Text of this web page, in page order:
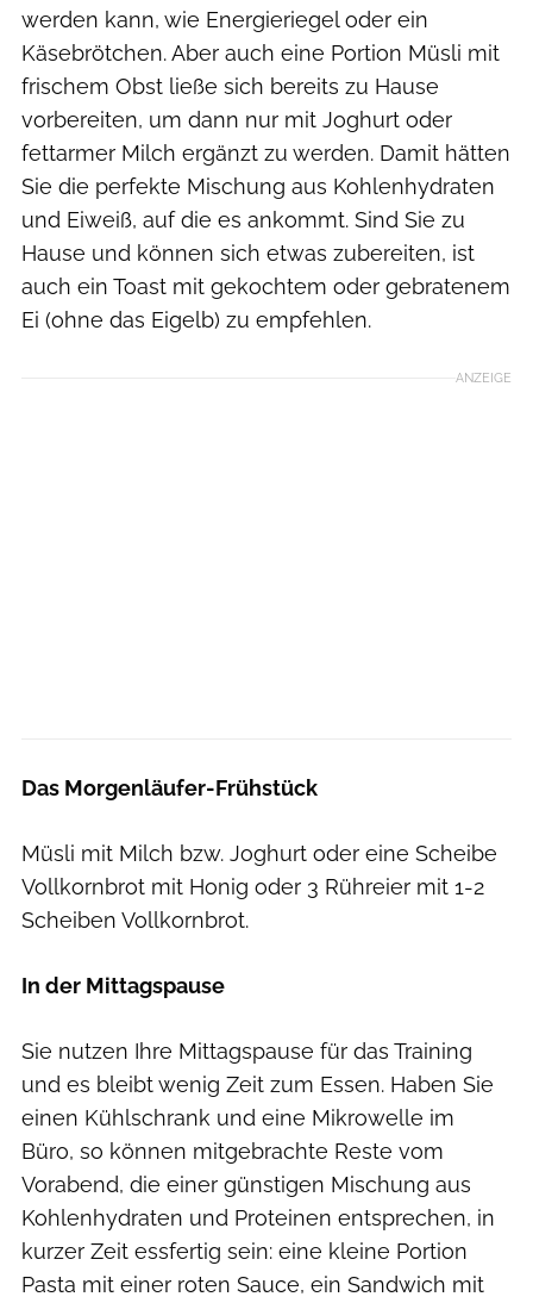
werden kann, wie Energieriegel oder ein
Käsebrötchen. Aber auch eine Portion Müsli mit
frischem Obst ließe sich bereits zu Hause
vorbereiten, um dann nur mit Joghurt oder
fettarmer Milch ergänzt zu werden. Damit hätten
Sie die perfekte Mischung aus Kohlenhydraten
und Eiweiß, auf die es ankommt. Sind Sie zu
Hause und können sich etwas zubereiten, ist
auch ein Toast mit gekochtem oder gebratenem
Ei (ohne das Eigelb) zu empfehlen.
ANZEIGE
Das Morgenläufer-Frühstück
Müsli mit Milch bzw. Joghurt oder eine Scheibe
Vollkornbrot mit Honig oder 3 Rühreier mit 1-2
Scheiben Vollkornbrot.
In der Mittagspause
Sie nutzen Ihre Mittagspause für das Training
und es bleibt wenig Zeit zum Essen. Haben Sie
einen Kühlschrank und eine Mikrowelle im
Büro, so können mitgebrachte Reste vom
Vorabend, die einer günstigen Mischung aus
Kohlenhydraten und Proteinen entsprechen, in
kurzer Zeit essfertig sein: eine kleine Portion
Pasta mit einer roten Sauce, ein Sandwich mit